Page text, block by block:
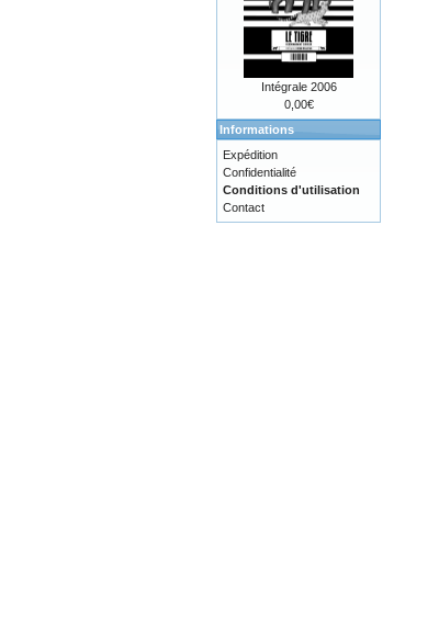
Intégrale 2006
0,00€
Informations
Expédition
Confidentialité
Conditions d'utilisation
Contact